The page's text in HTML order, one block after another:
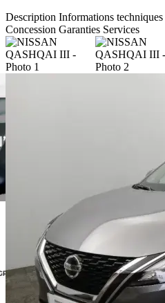
Description Informations techniques
Concession Garanties Services